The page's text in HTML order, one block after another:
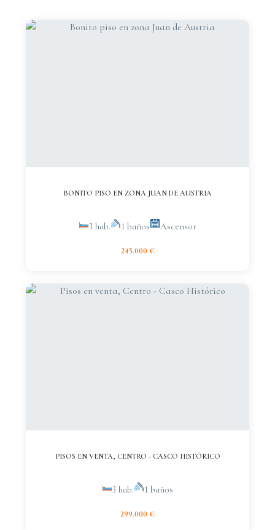
BONITO PISO EN ZONA JUAN DE AUSTRIA
3 hab. 1 baños Ascensor
245.000 €
PISOS EN VENTA, CENTRO - CASCO HISTÓRICO
3 hab. 1 baños
299.000 €